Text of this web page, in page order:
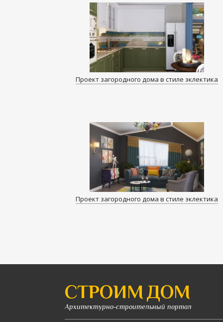
Проект загородного дома в стиле эклектика
Проект загородного дома в стиле эклектика
СТРОИМ ДОМ
Архитектурно-строительный портал